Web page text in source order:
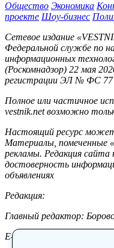
Общество Экономика
проекте Шоу-бизнес
Сетевое издание
Федеральной службе по
информационных
(Роскомнадзор) 22 мая
регистрации ЭЛ № ФС 77
Полное или частичное
vestnik.net возможно
Настоящий ресурс
Материалы, помеченные
рекламы. Редакция
достоверность
объявлениях
Редакция:
Главный редактор:
E-mail: site@vestnik.net,